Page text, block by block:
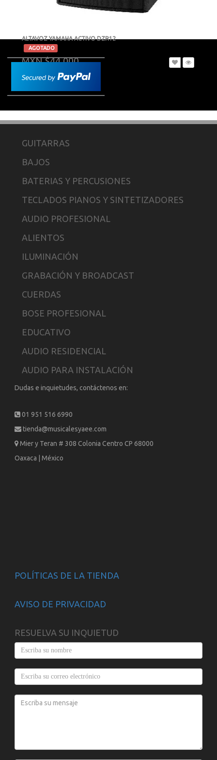
ALTAVOZ YAMAHA ACTIVO DZR12
AGOTADO
MXN $44,000
GUITARRAS
BAJOS
BATERIAS Y PERCUSIONES
TECLADOS PIANOS Y SINTETIZADORES
AUDIO PROFESIONAL
ALIENTOS
ILUMINACIÓN
GRABACIÓN Y BROADCAST
CUERDAS
BOSE PROFESIONAL
EDUCATIVO
AUDIO RESIDENCIAL
AUDIO PARA INSTALACIÓN
Dudas e inquietudes, contáctenos en:
01 951 516 6990
tienda@musicalesyaee.com
Mier y Teran # 308 Colonia Centro CP 68000
Oaxaca | México
POLÍTICAS DE LA TIENDA
AVISO DE PRIVACIDAD
RESUELVA SU INQUIETUD